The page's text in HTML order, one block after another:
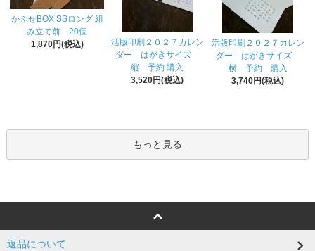
かぶせBOX SSロング 組
み立て前 20個
1,870円(税込)
活版印刷２０２７カレン
ダー はがきサイズ
縦 予約 購入
3,520円(税込)
活版印刷２０２７カレン
ダー はがきサイズ
横 予約 購入
3,740円(税込)
もっと見る
返品について